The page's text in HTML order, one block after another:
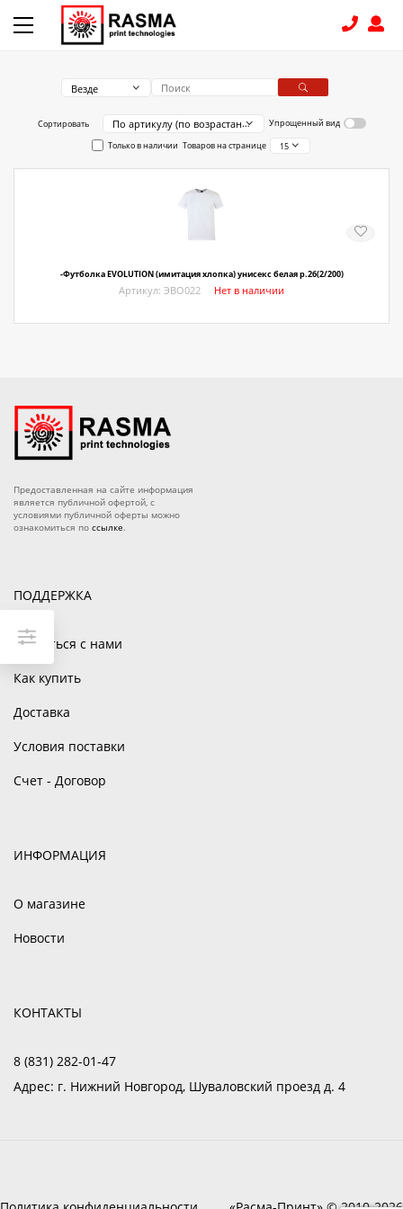
Как купить
О магазине
Как купить
Доставка
Новости
Политика конфиденциальности
КОНТАКТЫ
8 (831) 414-15-19
Везде
Сортировать По артикулу (по возрастанию)
Упрощенный вид
Только в наличии Товаров на странице 15
-Футболка EVOLUTION (имитация хлопка) унисекс белая р.26(2/200)
Артикул: ЭВО022 Нет в наличии
Предоставленная на сайте информация
является публичной офертой, с
условиями публичной оферты можно
ознакомиться по ссылке.
ПОДДЕРЖКА
Связаться с нами
Как купить
Доставка
Условия поставки
Счет - Договор
ИНФОРМАЦИЯ
О магазине
Новости
КОНТАКТЫ
8 (831) 282-01-47
Адрес: г. Нижний Новгород, Шуваловский проезд д. 4